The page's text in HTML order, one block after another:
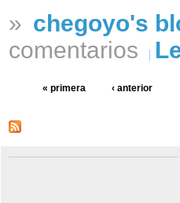
» chegoyo's
comentarios
« primera ‹ anterior